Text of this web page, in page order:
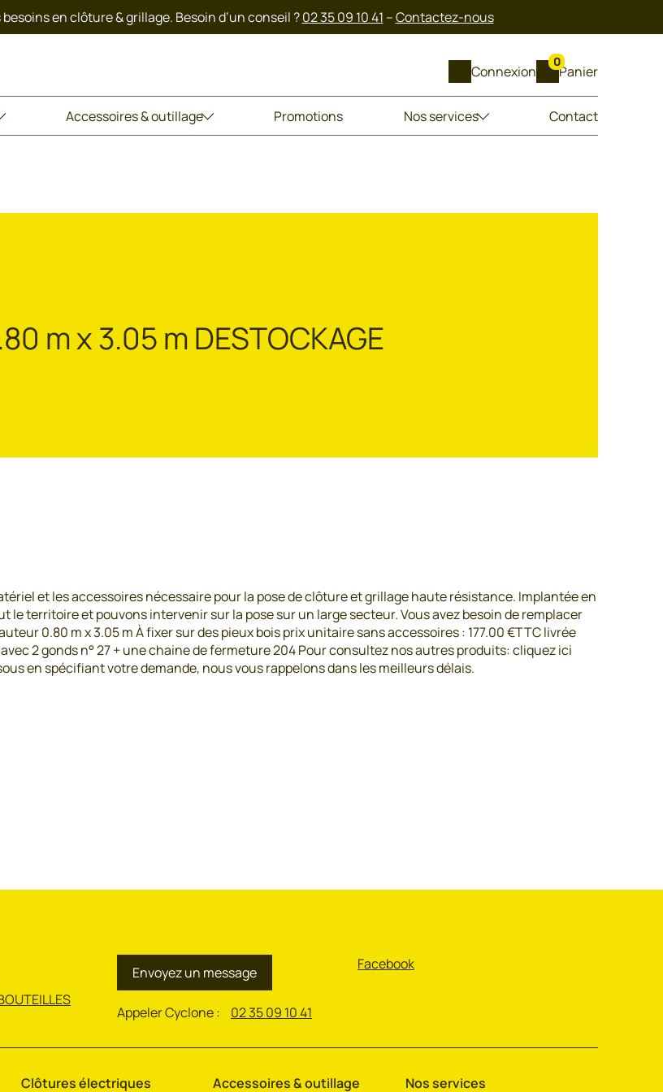
en clôture & grillage. Besoin d’un conseil ?02 35 09 10 41 –Contactez-nous
Connexion Panier
0
Accessoires & outillage Promotions Nos services Contact
m x 3.05 m DESTOCKAGE
et les accessoires nécessaire pour la pose de clôture et grillage haute résistance. Implantée en
territoire et pouvons intervenir sur la pose sur un large secteur. Vous avez besoin de remplacer
0.80 m x 3.05 m À fixer sur des pieux bois prix unitaire sans accessoires : 177.00 €TTC livrée
2 gonds n° 27 + une chaine de fermeture 204 Pour consultez nos autres produits: cliquez ici
en spécifiant votre demande, nous vous rappelons dans les meilleurs délais.
Envoyez un message
Appeler Cyclone : 02 35 09 10 41
Facebook
Clôtures électriques Accessoires & outillage Nos services